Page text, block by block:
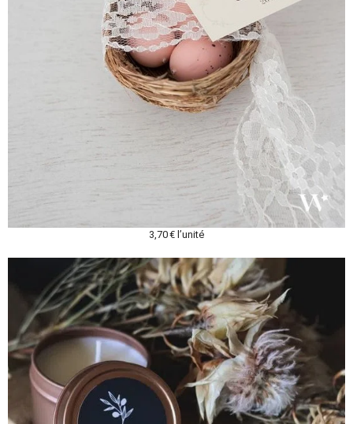
3,70 € l’unité